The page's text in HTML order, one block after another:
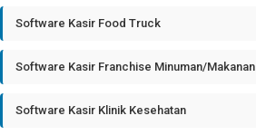
Software Kasir Food Truck
Software Kasir Franchise Minuman/Makanan
Software Kasir Klinik Kesehatan